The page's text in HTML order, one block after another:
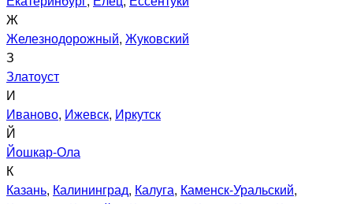
Ж
Железнодорожный, Жуковский
З
Златоуст
И
Иваново, Ижевск, Иркутск
Й
Йошкар-Ола
К
Казань, Калининград, Калуга, Каменск-Уральский,